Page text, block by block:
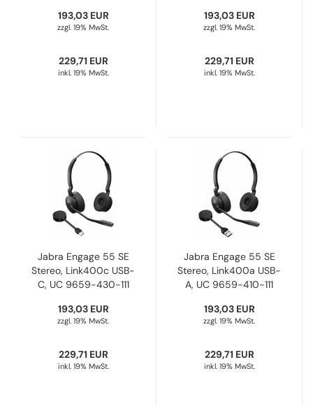
193,03 EUR
zzgl. 19% MwSt.
229,71 EUR
inkl. 19% MwSt.
193,03 EUR
zzgl. 19% MwSt.
229,71 EUR
inkl. 19% MwSt.
Jabra Engage 55 SE
Stereo, Link400c USB-
C, UC 9659-430-111
193,03 EUR
zzgl. 19% MwSt.
229,71 EUR
inkl. 19% MwSt.
Jabra Engage 55 SE
Stereo, Link400a USB-
A, UC 9659-410-111
193,03 EUR
zzgl. 19% MwSt.
229,71 EUR
inkl. 19% MwSt.